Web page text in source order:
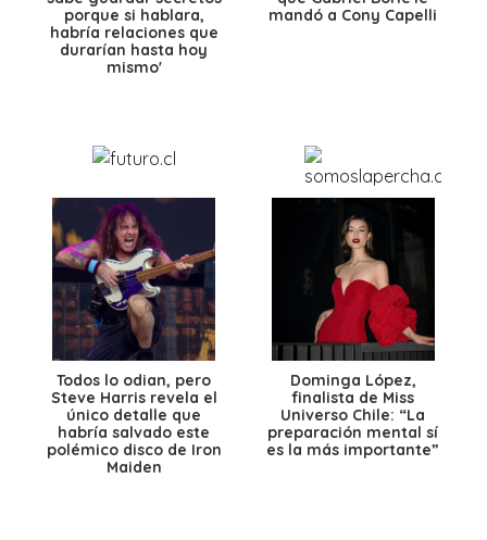
porque si hablara,
habría relaciones que
durarían hasta hoy
mismo'
mandó a Cony Capelli
Todos lo odian, pero
Steve Harris revela el
único detalle que
habría salvado este
polémico disco de Iron
Maiden
Dominga López,
finalista de Miss
Universo Chile: “La
preparación mental sí
es la más importante”